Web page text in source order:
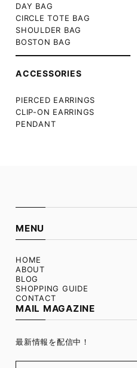
DAY BAG
CIRCLE TOTE BAG
SHOULDER BAG
BOSTON BAG
ACCESSORIES
PIERCED EARRINGS
CLIP-ON EARRINGS
PENDANT
MENU
HOME
ABOUT
BLOG
SHOPPING GUIDE
CONTACT
MAIL MAGAZINE
最新情報を配信中！